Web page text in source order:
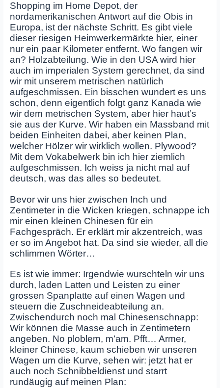
Shopping im Home Depot, der
nordamerikanischen Antwort auf die Obis in
Europa, ist der nächste Schritt. Es gibt viele
dieser riesigen Heimwerkermärkte hier, einer
nur ein paar Kilometer entfernt. Wo fangen wir
an? Holzabteilung. Wie in den USA wird hier
auch im imperialen System gerechnet, da sind
wir mit unserem metrischen natürlich
aufgeschmissen. Ein bisschen wundert es uns
schon, denn eigentlich folgt ganz Kanada wie
wir dem metrischen System, aber hier haut’s
sie aus der Kurve. Wir haben ein Massband mit
beiden Einheiten dabei, aber keinen Plan,
welcher Hölzer wir wirklich wollen. Plywood?
Mit dem Vokabelwerk bin ich hier ziemlich
aufgeschmissen. Ich weiss ja nicht mal auf
deutsch, was das alles so bedeutet.
Bevor wir uns hier zwischen Inch und
Zentimeter in die Wicken kriegen, schnappe ich
mir einen kleinen Chinesen für ein
Fachgespräch. Er erklärt mir akzentreich, was
er so im Angebot hat. Da sind sie wieder, all die
schlimmen Wörter…
Es ist wie immer: Irgendwie wurschteln wir uns
durch, laden Latten und Leisten zu einer
grossen Spanplatte auf einen Wagen und
steuern die Zuschneideabteilung an.
Zwischendurch noch mal Chinesenschnapp:
Wir können die Masse auch in Zentimetern
angeben. No ploblem, m’am. Pfft… Armer,
kleiner Chinese, kaum schieben wir unseren
Wagen um die Kurve, sehen wir: jetzt hat er
auch noch Schnibbeldienst und starrt
rundäugig auf meinen Plan: